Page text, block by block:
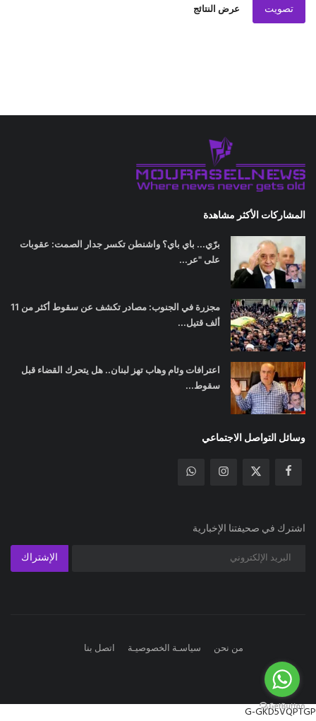
تصويت عرض النتائج
المشاركات الأكثر مشاهدة
برّي... باي باي؟ واشنطن تكسر جدار الصمت: عقوبات
على "عر...
مجزرة في الجنوب: مصادر تكشف عن سقوط أكثر من 11
ألف قتيل...
اعترافات وئام وهاب تهز لبنان.. هل يتحرك القضاء قبل
سقوط...
وسائل التواصل الاجتماعي
اشترك في صحيفتنا الإخبارية
الإشتراك
من نحن سياسـة الخصوصيـة اتصل بنا
G-GKD5VQPTGP